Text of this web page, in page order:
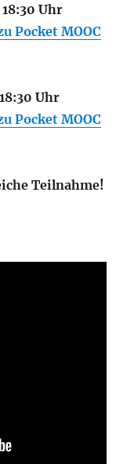
Uhr
Pocket MOOC
Uhr
Pocket MOOC
Teilnahme!